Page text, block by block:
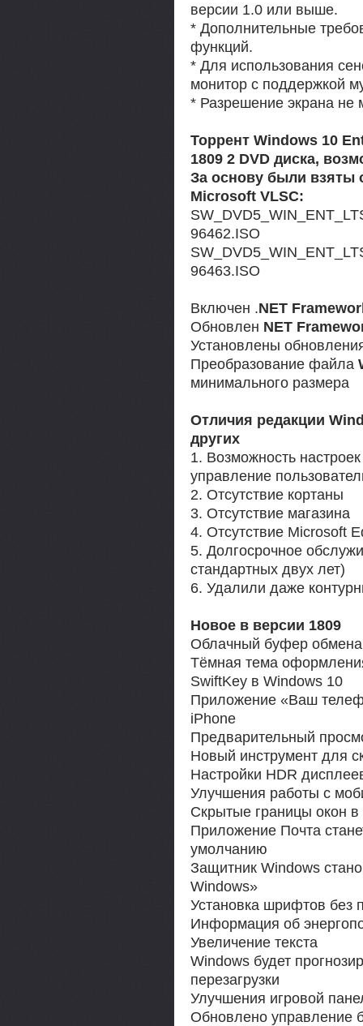
версии 1.0 или выше.
* Дополнительные
функций.
* Для использования
монитор с поддержкой
* Разрешение экрана не
Торрент Windows 10
1809 2 DVD диска,
За основу были взяты
Microsoft VLSC:
96462.ISO
96463.ISO
Включен .NET
Обновлен NET
Установлены
Преобразование файла
минимального размера
Отличия редакции
других
1. Возможность
управление
2. Отсутствие кортаны
3. Отсутствие магазина
4. Отсутствие Microsoft
5. Долгосрочное
стандартных двух лет)
6. Удалили даже
Новое в версии 1809
Облачный буфер
Тёмная тема
SwiftKey в Windows 10
Приложение «Ваш
iPhone
Предварительный
Новый инструмент для
Настройки HDR
Улучшения работы с
Скрытые границы окон в
Приложение Почта
умолчанию
Защитник Windows
Windows»
Установка шрифтов без
Информация об
Увеличение текста
Windows будет
перезагрузки
Улучшения игровой
Обновлено управление